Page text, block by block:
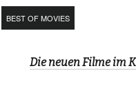
BEST OF MOVIES
Die neuen Filme im